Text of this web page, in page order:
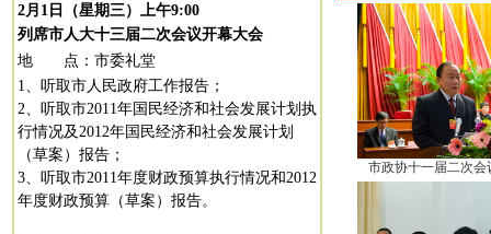
2月 1 日（星期三）上午9:00
列席市人大十三届二次会议开幕大会
地 点：市委礼堂
1、听取市人民政府工作报告；
2、听取市2011年国民经济和社会发展计划执
行情况及2012年国民经济和社会发展计划
（草案）报告；
3、听取市2011年度财政预算执行情况和2012
年度财政预算（草案）报告。
市政协十一届二次会